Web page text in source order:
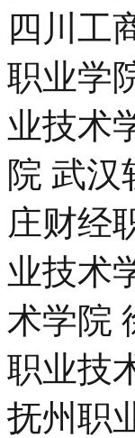
四川工
职业学
业技术
院 武汉
庄财经
业技术
术学院
职业技
抚州职